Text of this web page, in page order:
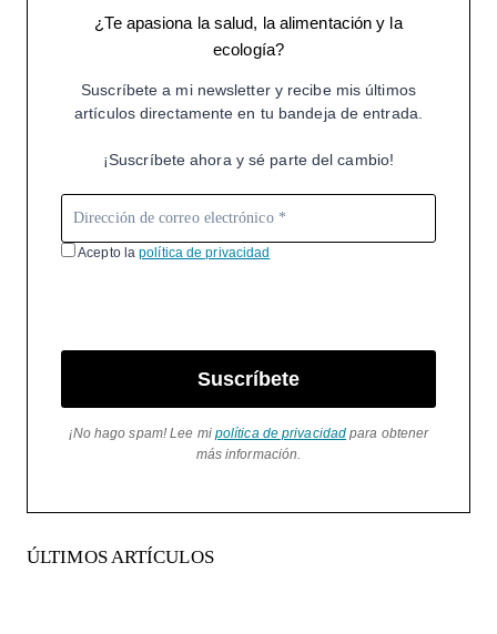
¿Te apasiona la salud, la alimentación y la
ecología?
Suscríbete a mi newsletter y recibe mis últimos
artículos directamente en tu bandeja de entrada.
¡Suscríbete ahora y sé parte del cambio!
Acepto lapolítica de privacidad
Suscríbete
¡No hago spam! Lee mi política de privacidad para obtener
más información.
ÚLTIMOS ARTÍCULOS